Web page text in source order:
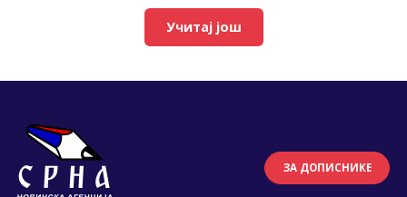
Учитај још
ЗА ДОПИСНИКЕ